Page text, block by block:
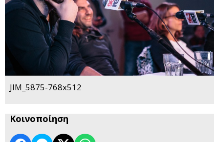
JIM_5875-768x512
Κοινοποίηση